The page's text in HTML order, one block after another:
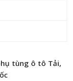
tùng ô tô Tải,